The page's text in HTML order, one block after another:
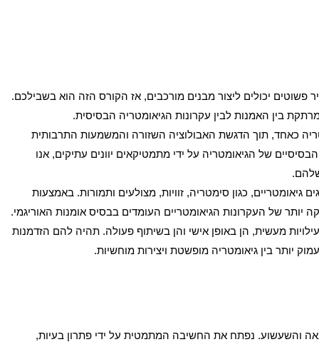
פשוטים יכולים ליצור מבנים מורכבים, אז הקורס הזה הוא בשבילכם.
בין האמנות לבין עקרונות הגיאומטריה הבסיסית.
כאחד, תוך הדגשת האבולוציה השזורה והמשמעות התרבותית
של הגיאומטריה על ידי מתמטיקאים יוונים עתיקים, אנו
גיאומטריים, כגון סימטריה, זוויות, מצולעים ותמורות. באמצעות
יותר של העקרונות הגיאומטריים העומדים בבסיס אומנות האוריגמי.
מעשית, הן באופן אישי והן בשיתוף פעולה. תהיה להם הזדמנות
יותר בין גיאומטריה מופשטת ויצירות מוחשיות.
והשעשוע. נפתח את החשיבה המתמטית על ידי פתרון בעיות,